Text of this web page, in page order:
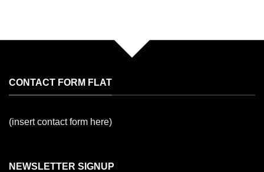
CONTACT FORM FLAT
(insert contact form here)
NEWSLETTER SIGNUP